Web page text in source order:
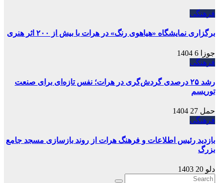
فرهنگی
برگزاری نمایشگاه «هیاهوی رنگ» در هرات با بیش از ۲۰۰ اثر هنری
جوزا 6 1404
فرهنگی
رشد ۲۵ درصدی گردش‌گری در هرات؛ نفس تازه‌ای برای صنعت
توریسم
حمل 27 1404
فرهنگی
بازدید رئیس اطلاعات و فرهنگ هرات از روند بازسازی مسجد جامع
بزرگ
دلو 20 1403